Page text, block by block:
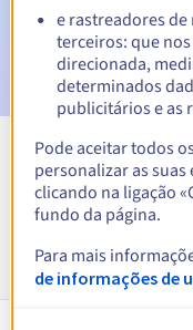
E-mail após o
eliminação do nome
Ver
e rastreadores
terceiros: que
direcionada,
determinados
publicitários e as
Pode aceitar todos
personalizar as
clicando na ligação
fundo da página.
Para mais
de informações de